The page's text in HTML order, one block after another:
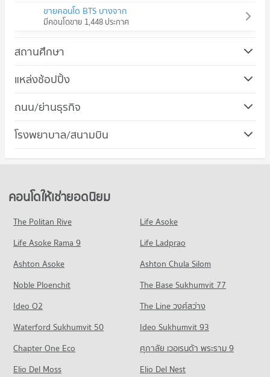
ขายคอนโด BTS บางจาก
มีคอนโดขาย 1,448 ประกาศ
สถานศึกษา
คอนโด วิทยาลัยพณิชยการบางนา
คอนโดให้เช่า วิทยาลัยพณิชยการบางนา
มีคอนโดให้เช่า 23,029 ประกาศ
ขายคอนโด วิทยาลัยพณิชยการบางนา
558 โครงการ
คอนโดให้เช่า วิทยาลัยดุสิตธานี
มีคอนโดให้เช่า 10,654 ประกาศ
มีคอนโดขาย 4,088 ประกาศ
คอนโด วิทยาลัยเซาธ์อีสท์บางกอก
399 โครงการ
คอนโดให้เช่า วิทยาลัยเซาธ์อีสท์บางกอก
มีคอนโดให้เช่า 16,651 ประกาศ
ขายคอนโด วิทยาลัยเซาธ์อีสท์บางกอก
มีคอนโดขาย 5,575 ประกาศ
คอนโด ม.กรุงเทพ กล้วยน้ำไท
แหล่งช้อปปิ้ง
คอนโด ทรู ดิจิทัล พาร์ค
คอนโดให้เช่า ทรู ดิจิทัล พาร์ค
คอนโด เมเจอร์ ซีนีเพล็กซ์ เอกมัย
มีคอนโดให้เช่า 45,360 ประกาศ
ขายคอนโด เมเจอร์ ซีนีเพล็กซ์ เอกมัย
มีคอนโดขาย 16,225 ประกาศ
365 โครงการ
คอนโดให้เช่า เทสโก้โลตัส สุขุมวิท 50
มีคอนโดขาย 8,112 ประกาศ
ถนน/ย่านธุรกิจ
คอนโด เขตพระโขนง
คอนโดให้เช่า เขตพระโขนง
ขายคอนโด เขตพระโขนง
มีคอนโดขาย 2,289 ประกาศ
คอนโด เขตวัฒนา
508 โครงการ
คอนโดให้เช่า เขตวัฒนา
มีคอนโดให้เช่า 38,032 ประกาศ
ขายคอนโด เขตวัฒนา
มีคอนโดขาย 13,558 ประกาศ
คอนโด เขตคลองเตย
คอนโดให้เช่า เขตคลองเตย
มีคอนโดให้เช่า 24,383 ประกาศ
โรงพยาบาล/สนามบิน
คอนโด รพ.กล้วยน้ำไท
คอนโดให้เช่า รพ.กล้วยน้ำไท
มีคอนโดให้เช่า 38,970 ประกาศ
ขายคอนโด รพ.กล้วยน้ำไท
มีคอนโดขาย 13,798 ประกาศ
คอนโดให้เช่ายอดนิยม
The Politan Rive
Life Asoke
Life Asoke Rama 9
Life Ladprao
Ashton Asoke
Ashton Chula Silom
Noble Ploenchit
The Base Sukhumvit 77
Ideo O2
The Line วงศ์สว่าง
Waterford Sukhumvit 50
Ideo Sukhumvit 93
Chapter One Eco
ศุภาลัย เวอเรนด้า พระราม 9
Elio Del Moss
Elio Del Nest